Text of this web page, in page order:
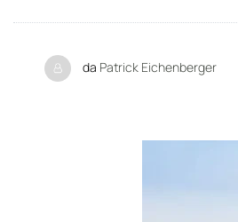
da Patrick Eichenberger